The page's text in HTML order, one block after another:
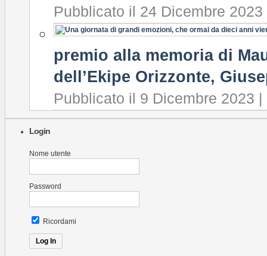
Pubblicato il 24 Dicembre 2023
premio alla memoria di
dell’Ekipe Orizzonte,
Pubblicato il 9 Dicembre 2023 |
Login
Nome utente
Password
Ricordami